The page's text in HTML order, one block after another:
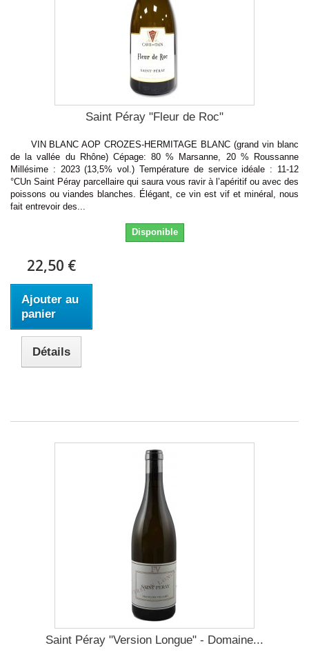
Saint Péray "Fleur de Roc"
VIN BLANC AOP CROZES-HERMITAGE BLANC (grand vin blanc
de la vallée du Rhône) Cépage: 80 % Marsanne, 20 % Roussanne
Millésime : 2023 (13,5% vol.) Température de service idéale : 11-12
°CUn Saint Péray parcellaire qui saura vous ravir à l’apéritif ou avec des
poissons ou viandes blanches. Élégant, ce vin est vif et minéral, nous
fait entrevoir des...
Disponible
22,50 €
Ajouter au
panier
Détails
Saint Péray "Version Longue" - Domaine...